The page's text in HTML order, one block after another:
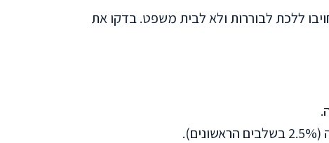
ללכת לבוררות ולא לבית משפט. בדקו את